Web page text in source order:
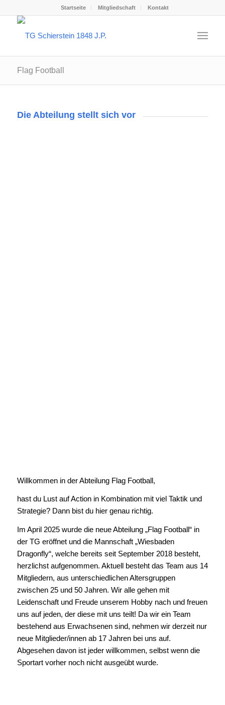
Startseite Mitgliedschaft Kontakt
Flag Football
Die Abteilung stellt sich vor
Willkommen in der Abteilung Flag Football,
hast du Lust auf Action in Kombination mit viel Taktik und
Strategie? Dann bist du hier genau richtig.
Im April 2025 wurde die neue Abteilung „Flag Football“ in
der TG eröffnet und die Mannschaft „Wiesbaden
Dragonfly“, welche bereits seit September 2018 besteht,
herzlichst aufgenommen. Aktuell besteht das Team aus 14
Mitgliedern, aus unterschiedlichen Altersgruppen
zwischen 25 und 50 Jahren. Wir alle gehen mit
Leidenschaft und Freude unserem Hobby nach und freuen
uns auf jeden, der diese mit uns teilt! Da wir ein Team
bestehend aus Erwachsenen sind, nehmen wir derzeit nur
neue Mitglieder/innen ab 17 Jahren bei uns auf.
Abgesehen davon ist jeder willkommen, selbst wenn die
Sportart vorher noch nicht ausgeübt wurde.